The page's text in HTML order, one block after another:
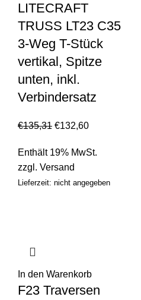
LITECRAFT
TRUSS LT23 C35
3-Weg T-Stück
vertikal, Spitze
unten, inkl.
Verbindersatz
€135,31 €132,60
Enthält 19% MwSt.
zzgl. Versand
Lieferzeit: nicht angegeben
In den Warenkorb
F23 Traversen